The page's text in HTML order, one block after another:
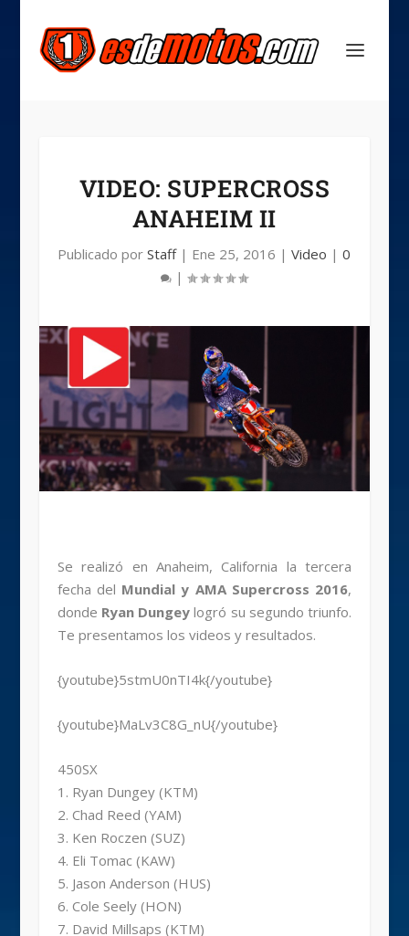
VIDEO: SUPERCROSS
ANAHEIM II
Publicado porStaff| Ene 25, 2016 |Video |0
|
Se realizó en Anaheim, California la tercera
fecha del Mundial y AMA Supercross 2016,
donde Ryan Dungey logró su segundo triunfo.
Te presentamos los videos y resultados.
{youtube}5stmU0nTI4k{/youtube}
{youtube}MaLv3C8G_nU{/youtube}
450SX
1. Ryan Dungey (KTM)
2. Chad Reed (YAM)
3. Ken Roczen (SUZ)
4. Eli Tomac (KAW)
5. Jason Anderson (HUS)
6. Cole Seely (HON)
7. David Millsaps (KTM)